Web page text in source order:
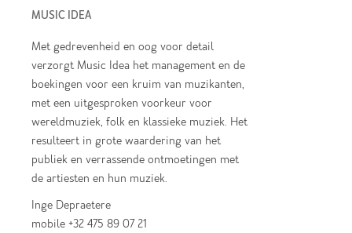
MUSIC IDEA
Met gedrevenheid en oog voor detail
verzorgt Music Idea het management en de
boekingen voor een kruim van muzikanten,
met een uitgesproken voorkeur voor
wereldmuziek, folk en klassieke muziek. Het
resulteert in grote waardering van het
publiek en verrassende ontmoetingen met
de artiesten en hun muziek.
Inge Depraetere
mobile +32 475 89 07 21